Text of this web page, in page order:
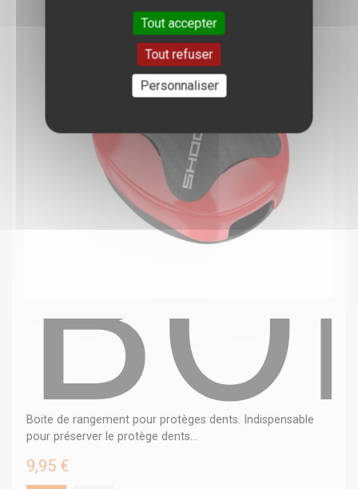
Boite de rangement pour protèges dents. Indispensable
pour préserver le protège dents...
9,95 €
Tout accepter
Tout refuser
Personnaliser